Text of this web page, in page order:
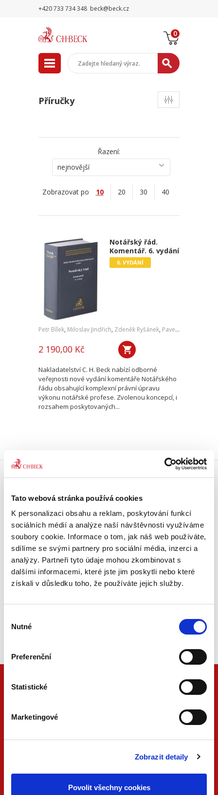
Tato webová stránka používá cookies
K personalizaci obsahu a reklam, poskytování funkcí
sociálních médií a analýze naší návštěvnosti využíváme
soubory cookie. Informace o tom, jak náš web používáte,
sdílíme se svými partnery pro sociální média, inzerci a
analýzy. Partneři tyto údaje mohou zkombinovat s
dalšími informacemi, které jste jim poskytli nebo které
získali v důsledku toho, že používáte jejich služby.
souhlasu
Nutné
Preferenční
Statistické
Marketingové
Zobrazit detaily
Povolit všechny cookies
+420 733 734 348 beck@beck.cz
0
Příručky
Řazení:
nejnovější
Zobrazovat po 10 20 30 40
Notářský řád.
Komentář. 6. vydání
6. VYDÁNÍ
Petr Bílek, Miloslav Jindřich, Zdeněk Ryšánek, Pavel Bernard
2 190,00 Kč
Nakladatelství C. H. Beck nabízí odborné
veřejnosti nové vydání komentáře Notářského
řádu obsahující komplexní právní úpravu
výkonu notářské profese. Zvolenou koncepcí, i
rozsahem poskytovaných...
Získejte dopravu zdarma
Tradiční nakladatelství
Působíme na trhu přes 30 let.
Semináře a Konference
Vzdělávejte se kvalitně.
Vzdělávejte se s Akademií C. H. Beck.
PDF
VERZE